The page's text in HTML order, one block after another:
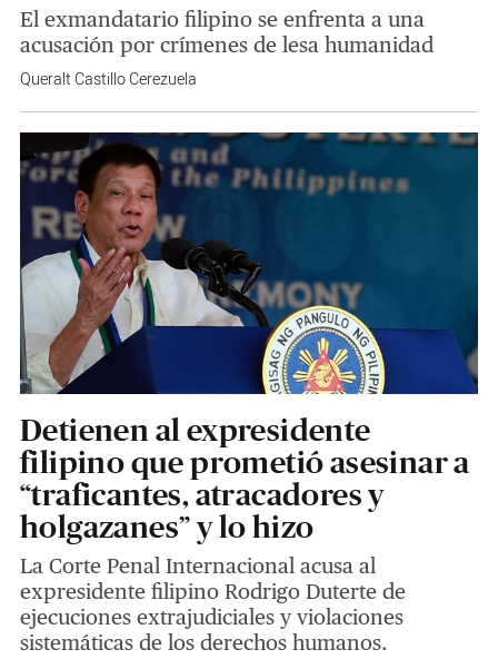
El exmandatario filipino se enfrenta a una
acusación por crímenes de lesa humanidad
Queralt Castillo Cerezuela
Detienen al expresidente
filipino que prometió asesinar a
“traficantes, atracadores y
holgazanes” y lo hizo
La Corte Penal Internacional acusa al
expresidente filipino Rodrigo Duterte de
ejecuciones extrajudiciales y violaciones
sistemáticas de los derechos humanos.